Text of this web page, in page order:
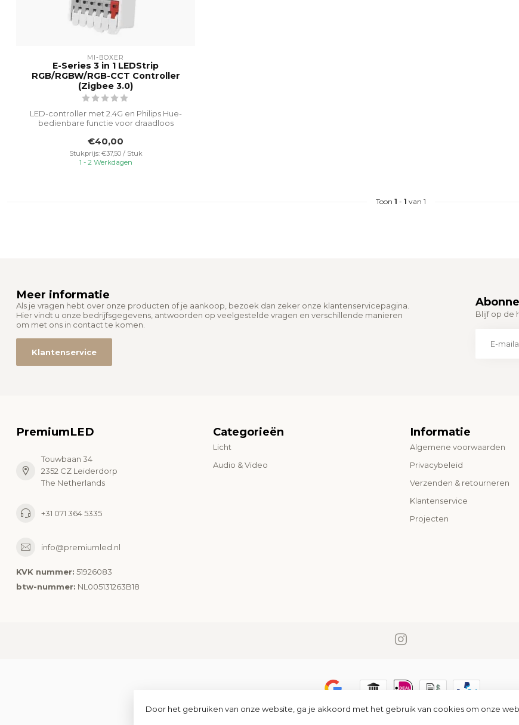
MI-BOXER
E-Series 3 in 1 LEDStrip
RGB/RGBW/RGB-CCT Controller
(Zigbee 3.0)
LED-controller met 2.4G en Philips Hue-
bedienbare functie voor draadloos
€40,00
Stukprijs: €37,50 / Stuk
1 - 2 Werkdagen
Toon 1 - 1 van 1
Meer informatie
Als je vragen hebt over onze producten of je aankoop, bezoek dan zeker onze klantenservicepagina.
Hier vindt u onze bedrijfsgegevens, antwoorden op veelgestelde vragen en verschillende manieren
om met ons in contact te komen.
Klantenservice
Blijf op de
PremiumLED
Touwbaan 34
2352 CZ Leiderdorp
The Netherlands
+31 071 364 5335
info@premiumled.nl
KVK nummer: 51926083
btw-nummer: NL005131263B18
Categorieën
Licht
Audio & Video
Informatie
Algemene voorwaarden
Privacybeleid
Verzenden & retourneren
Klantenservice
Projecten
© Copyright 2026 PremiumLED
Door het gebruiken van onze website, ga je akkoord met het gebruik van cookies om onze